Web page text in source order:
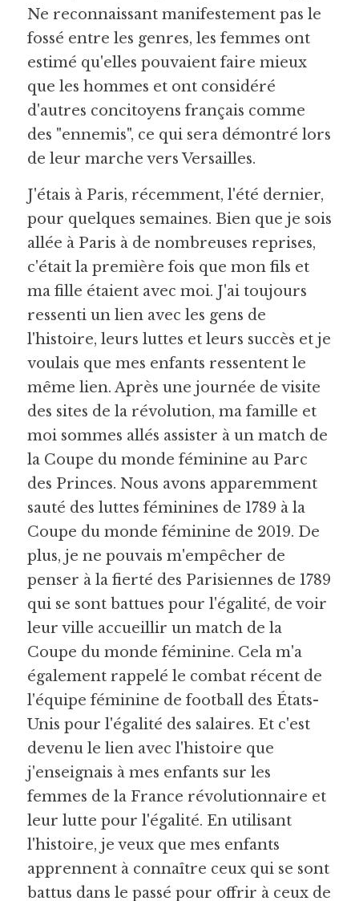
Ne reconnaissant manifestement pas le
fossé entre les genres, les femmes ont
estimé qu'elles pouvaient faire mieux
que les hommes et ont considéré
d'autres concitoyens français comme
des "ennemis", ce qui sera démontré lors
de leur marche vers Versailles.
J'étais à Paris, récemment, l'été dernier,
pour quelques semaines. Bien que je sois
allée à Paris à de nombreuses reprises,
c'était la première fois que mon fils et
ma fille étaient avec moi. J'ai toujours
ressenti un lien avec les gens de
l'histoire, leurs luttes et leurs succès et je
voulais que mes enfants ressentent le
même lien. Après une journée de visite
des sites de la révolution, ma famille et
moi sommes allés assister à un match de
la Coupe du monde féminine au Parc
des Princes. Nous avons apparemment
sauté des luttes féminines de 1789 à la
Coupe du monde féminine de 2019. De
plus, je ne pouvais m'empêcher de
penser à la fierté des Parisiennes de 1789
qui se sont battues pour l'égalité, de voir
leur ville accueillir un match de la
Coupe du monde féminine. Cela m'a
également rappelé le combat récent de
l'équipe féminine de football des États-
Unis pour l'égalité des salaires. Et c'est
devenu le lien avec l'histoire que
j'enseignais à mes enfants sur les
femmes de la France révolutionnaire et
leur lutte pour l'égalité. En utilisant
l'histoire, je veux que mes enfants
apprennent à connaître ceux qui se sont
battus dans le passé pour offrir à ceux de